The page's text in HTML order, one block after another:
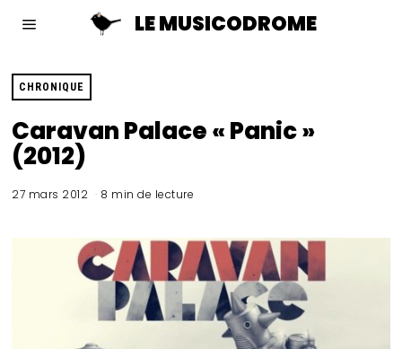
LE MUSICODROME
CHRONIQUE
Caravan Palace « Panic »
(2012)
27 mars 2012 8 min de lecture